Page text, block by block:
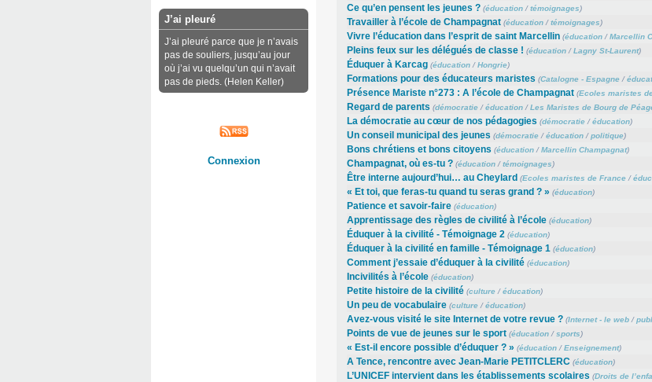
Ce qu’en pensent les jeunes ? (éducation/témoignages)
Travailler à l’école de Champagnat (éducation/témoignages)
Vivre l’éducation dans l’esprit de saint Marcellin (éducation/Marcellin
Pleins feux sur les délégués de classe ! (éducation/Lagny St-Laurent)
Éduquer à Karcag (éducation/Hongrie)
Formations pour des éducateurs maristes (Catalogne - Espagne/
Présence Mariste n°273 : A l’école de Champagnat (Ecoles maristes
Regard de parents (démocratie/éducation/Les Maristes de Bourg de
La démocratie au cœur de nos pédagogies (démocratie/éducation)
Un conseil municipal des jeunes (démocratie/éducation/politique)
Bons chrétiens et bons citoyens (éducation/Marcellin Champagnat)
Champagnat, où es-tu ? (éducation/témoignages)
Être interne aujourd’hui… au Cheylard (Ecoles maristes de France/
« Et toi, que feras-tu quand tu seras grand ? » (éducation)
Patience et savoir-faire (éducation)
Apprentissage des règles de civilité à l’école (éducation)
Éduquer à la civilité - Témoignage 2 (éducation)
Éduquer à la civilité en famille - Témoignage 1 (éducation)
Comment j’essaie d’éduquer à la civilité (éducation)
Incivilités à l’école (éducation)
Petite histoire de la civilité (culture/éducation)
Un peu de vocabulaire (culture/éducation)
Avez-vous visité le site Internet de votre revue ? (Internet - le web/
Points de vue de jeunes sur le sport (éducation/ sports)
« Est-il encore possible d’éduquer ? » (éducation/Enseignement)
A Tence, rencontre avec Jean-Marie PETITCLERC (éducation)
L’UNICEF intervient dans les établissements scolaires (Droits de
J’ai pleuré
J’ai pleuré parce que je n’avais
pas de souliers, jusqu’au jour
où j’ai vu quelqu’un qui n’avait
pas de pieds. (Helen Keller)
Connexion